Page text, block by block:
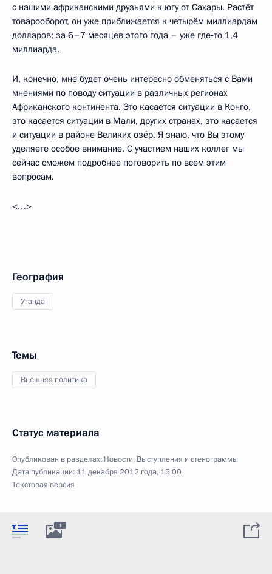
с нашими африканскими друзьями к югу от Сахары. Растёт
товарооборот, он уже приближается к четырём миллиардам
долларов; за 6–7 месяцев этого года – уже где‑то 1,4
миллиарда.
И, конечно, мне будет очень интересно обменяться с Вами
мнениями по поводу ситуации в различных регионах
Африканского континента. Это касается ситуации в Конго,
это касается ситуации в Мали, других странах, это касается
и ситуации в районе Великих озёр. Я знаю, что Вы этому
уделяете особое внимание. С участием наших коллег мы
сейчас сможем подробнее поговорить по всем этим
вопросам.
<…>
География
Уганда
Темы
Внешняя политика
Статус материала
Опубликован в разделах: Новости, Выступления и стенограммы
Дата публикации: 11 декабря 2012 года, 15:00
Текстовая версия
1